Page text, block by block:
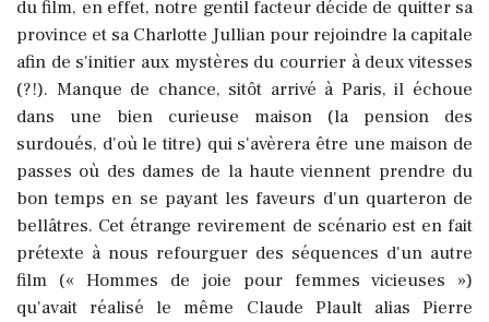
du film, en effet, notre gentil facteur décide de quitter sa
province et sa Charlotte Jullian pour rejoindre la capitale
afin de s'initier aux mystères du courrier à deux vitesses
(?!). Manque de chance, sitôt arrivé à Paris, il échoue
dans une bien curieuse maison (la pension des
surdoués, d'où le titre) qui s'avèrera être une maison de
passes où des dames de la haute viennent prendre du
bon temps en se payant les faveurs d'un quarteron de
bellâtres. Cet étrange revirement de scénario est en fait
prétexte à nous refourguer des séquences d'un autre
film (« Hommes de joie pour femmes vicieuses »)
qu'avait réalisé le même Claude Plault alias Pierre